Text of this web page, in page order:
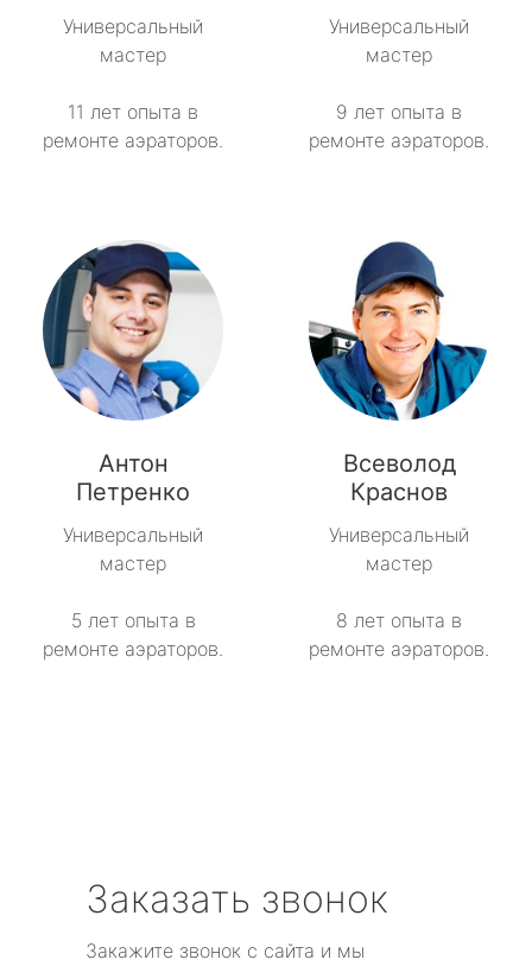
Универсальный
мастер
11 лет опыта в
ремонте аэраторов.
Универсальный
мастер
9 лет опыта в
ремонте аэраторов.
Антон
Петренко
Универсальный
мастер
5 лет опыта в
ремонте аэраторов.
Всеволод
Краснов
Универсальный
мастер
8 лет опыта в
ремонте аэраторов.
Заказать звонок
Закажите звонок с сайта и мы